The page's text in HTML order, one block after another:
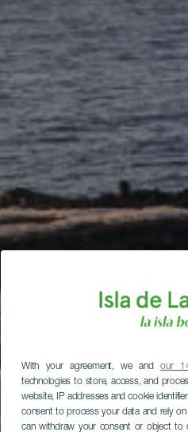
With your agreement, we andour
technologies to store, access, and
website, IP addresses and cookie
consent to process your data and rely on
can withdraw your consent or object to